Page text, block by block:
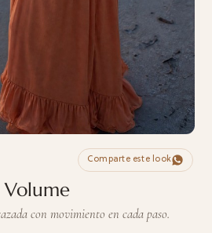
Comparte este look
con movimiento en cada paso.